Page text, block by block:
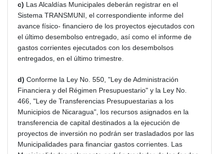
c) Las Alcaldías Municipales deberán registrar en el
Sistema TRANSMUNI, el correspondiente informe del
avance físico- financiero de los proyectos ejecutados con
el último desembolso entregado, así como el informe de
gastos corrientes ejecutados con los desembolsos
entregados, en el último trimestre.
d) Conforme la Ley No. 550, "Ley de Administración
Financiera y del Régimen Presupuestario" y la Ley No.
466, "Ley de Transferencias Presupuestarias a los
Municipios de Nicaragua", los recursos asignados en la
transferencia de capital destinados a la ejecución de
proyectos de inversión no podrán ser trasladados por las
Municipalidades para financiar gastos corrientes. Las